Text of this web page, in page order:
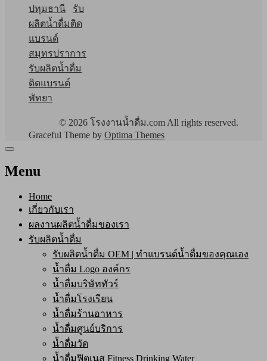
ปทุมธานี
รับ
ผลิตน้ำดื่มติด
แบรนด์
สมุทรปราการ
รับผลิตน้ำดื่ม
ติดแบรนด์
พัทยา
© 2026 โรงงานน้ำดื่ม.com All rights reserved.
Graceful Theme by Optima Themes
Menu
Home
เกี่ยวกับเรา
ผลงานผลิตน้ำดื่มของเรา
รับผลิตน้ำดื่ม
รับผลิตน้ำดื่ม OEM | ทำแบรนด์น้ำดื่มของคุณเอง
น้ำดื่ม Logo องค์กร
น้ำดื่มบริษัททัวร์
น้ำดื่มโรงเรียน
น้ำดื่มร้านอาหาร
น้ำดื่มศูนย์บริการ
น้ำดื่มวัด
น้ำดื่มฟิตเนส Fitness Drinking Water